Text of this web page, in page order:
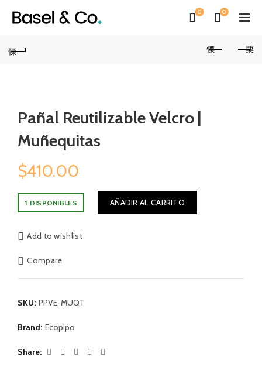
0 0
Pañal Reutilizable Velcro |
Muñequitas
$410.00
1 DISPONIBLES AÑADIR AL CARRITO
Add to wishlist
Compare
SKU: PPVE-MUQT
Brand: Ecopipo
Share